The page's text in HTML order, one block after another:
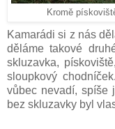
Kromě
Kamarádi si z nás
děláme takové
skluzavka,
sloupkový
vůbec nevadí, spíše
bez skluzavky byl